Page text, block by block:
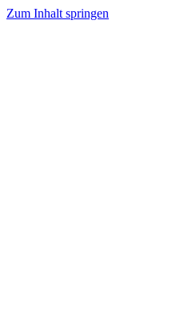
Zum Inhalt springen